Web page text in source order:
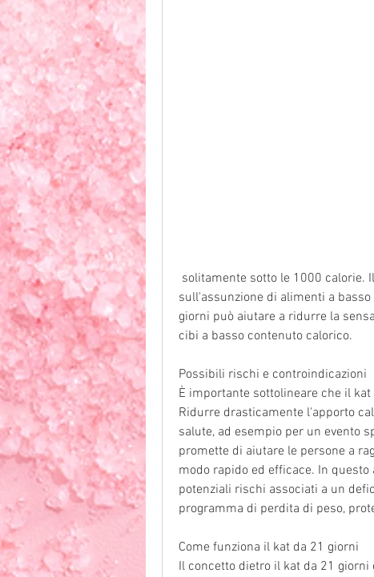
sull'assunzione di alimenti a
giorni può aiutare a ridurre la
cibi a basso contenuto calorico.
Possibili rischi e controindicazioni
È importante sottolineare che il
Ridurre drasticamente l'apporto
salute, ad esempio per un evento
promette di aiutare le persone a
modo rapido ed efficace. In
potenziali rischi associati a un
programma di perdita di peso,
Come funziona il kat da 21 giorni
Il concetto dietro il kat da 21